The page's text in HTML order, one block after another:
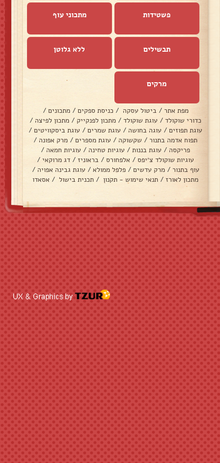
פשטידות מתכוני עוף
תבשילים ללא גלוטן
מרקים
מפת אתר / ביטול עסקה / כניסת ספקים / מתכונים /
כדורי שוקולד / עוגת שוקולד / מתכון לפנקייק / מתכון לפיצה /
עוגת תפוזים / עוגה בחושה / עוגת שמרים / עוגת ביסקוויטים /
תפוח אדמה בתנור / שקשוקה / עוגת מספרים / מרק אפונה /
פריקסה / עוגת בננות / עוגיות טחינה / עוגיות חמאה /
עוגיות שוקולד צ׳יפס / אלפחורס / בראוניז / דג מרוקאי /
עוף בתנור / מרק עדשים / פלפל ממולא / עוגת גבינה אפויה /
מתכון לאורז / תנאי שימוש - תקנון / תכנית בישול / אסאדו